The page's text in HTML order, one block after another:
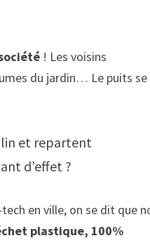
! Les voisins
du jardin… Le puits se
et repartent
d’effet ?
en ville, on se dit que
plastique, 100%